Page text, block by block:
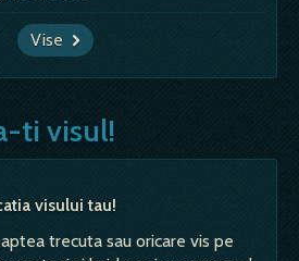
Vise
ti visul!
visului tau!
trecuta sau oricare vis pe